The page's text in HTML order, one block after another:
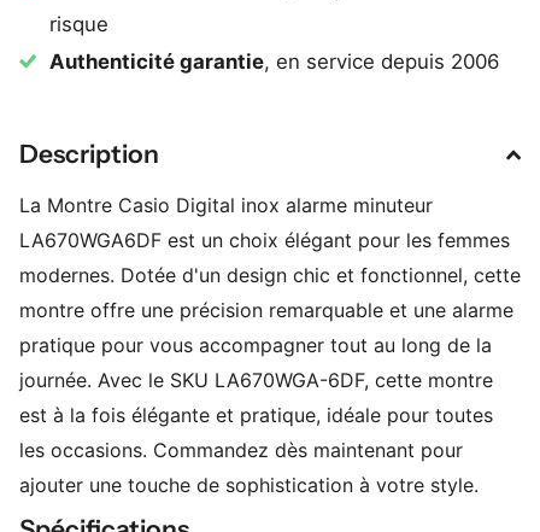
risque
Authenticité garantie, en service depuis 2006
Description
La Montre Casio Digital inox alarme minuteur
LA670WGA6DF est un choix élégant pour les femmes
modernes. Dotée d'un design chic et fonctionnel, cette
montre offre une précision remarquable et une alarme
pratique pour vous accompagner tout au long de la
journée. Avec le SKU LA670WGA-6DF, cette montre
est à la fois élégante et pratique, idéale pour toutes
les occasions. Commandez dès maintenant pour
ajouter une touche de sophistication à votre style.